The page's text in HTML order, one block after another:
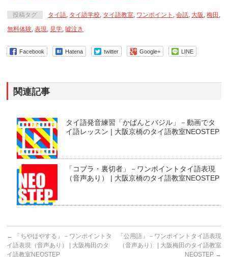
投稿タグ タイ語, タイ語学校, タイ語教室, ワンポイント ,会話, 大阪 ,梅田 ,
無料体験,表現, 見学,嘘泣き
Facebook Hatena twitter Google+ LINE
関連記事
タイ語発音練習「かばんとバジル」－動画でタ
イ語レッスン | 大阪京橋のタイ語教室NEOSTEP
「コブラ・裏切者」－ワンポイントタイ語表現
（音声あり） | 大阪京橋のタイ語教室NEOSTEP
←
「ちやほやする」－ワンポイントタ
イ語表現（音声あり） | 大阪梅田のタ
イ語教室NEOSTEP
「公用語」－ワンポイントタイ語表現
（音声あり） | 大阪梅田のタイ語教室
NEOSTEP →